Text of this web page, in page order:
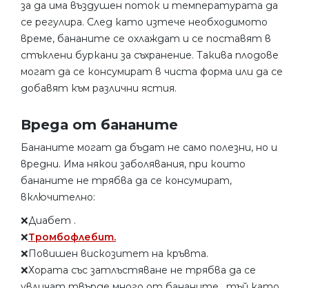
за да има въздушен поток и температурата да
се регулира. След като изтече необходимото
време, бананите се охлаждат и се поставят в
стъклени буркани за съхранение. Такива плодове
могат да се консумират в чиста форма или да се
добавят към различни ястия.
Вреда от бананите
Бананите могат да бъдат не само полезни, но и
вредни. Има някои заболявания, при които
бананите не трябва да се консумират,
включително:
❌Диабет .
❌Тромбофлебит.
❌Повишен вискозитет на кръвта.
❌Хората със затлъстяване не трябва да се